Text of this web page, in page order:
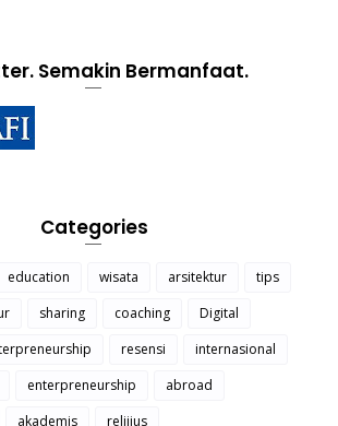
Semakin Bermanfaat.
Categories
education wisata arsitektur
tips
sharing coaching
Digital
resensi
internasional
enterpreneurship
abroad
akademis relijius